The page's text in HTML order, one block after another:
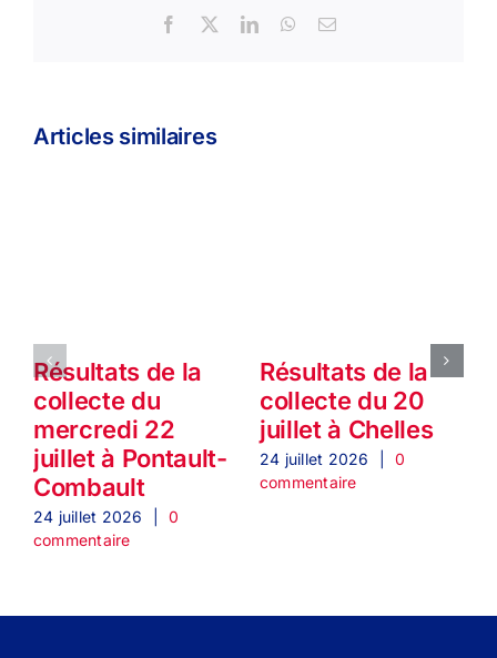
Facebook
X LinkedInWhatsApp
Email
Articles similaires
Résultats de la
collecte du
mercredi 22
juillet à Pontault-
Combault
24 juillet 2026
0
commentaire
Résultats de la
collecte du 20
juillet à Chelles
24 juillet 2026
0
commentaire